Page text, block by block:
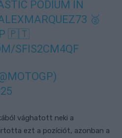
PODIUM IN
🥈
🇵🇹
SFIS2CM4QF
vághatott neki a
ezt a pozíciót, azonban a